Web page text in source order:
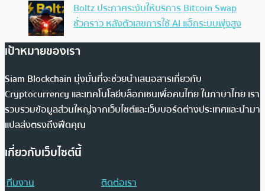
Boltz ประกาศระงับให้บริการ Bitcoin Swap
ชั่วคราว หลังตัวเลขการใช้ AI แฮ็กระบบพุ่งสูง
เป้าหมายของเรา
Siam Blockchain มุ่งมั่นที่จะช่วยนำเสนอสารเกี่ยวกับ
Cryptocurrency และเทคโนโลยีบล็อกเชนเพื่อคนไทย ในภาษาไทย เรา
รวบรวมข้อมูลส่วนใหญ่จากเว็บไซต์และเว็บบอร์ดต่างประเทศและนำมา
แปลส่งตรงถึงฟีดคุณ
เกี่ยวกับเว็บไซต์นี้
ทีมงาน
ติดต่อเรา